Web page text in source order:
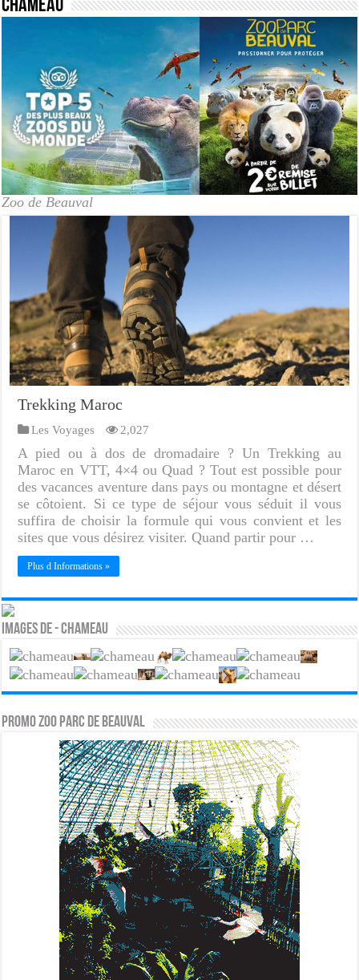
Chameau
Zoo de Beauval
Trekking Maroc
Les Voyages 2,027
A pied ou à dos de dromadaire ? Un Trekking au
Maroc en VTT, 4×4 ou Quad ? Tout est possible pour
des vacances aventure dans pays ou montagne et désert
se côtoient. Si ce type de séjour vous séduit il vous
suffira de choisir la formule qui vous convient et les
sites que vous désirez visiter. Quand partir pour …
Plus d Informations »
Images de - Chameau
PROMO ZOO PARC DE BEAUVAL